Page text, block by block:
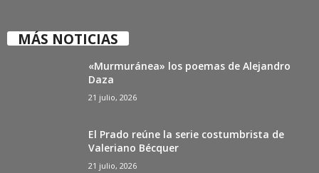
MÁS NOTICIAS
«Murmuránea» los poemas de Alejandro
Daza
21 julio, 2026
El Prado reúne la serie costumbrista de
Valeriano Bécquer
21 julio, 2026